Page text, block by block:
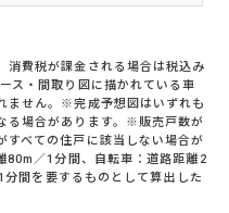
費税が課金される場合は税込み
ス・間取り図に描かれている車
ません。※完成予想図はいずれも
る場合があります。※販売戸数が
すべての住戸に該当しない場合が
／1分間、自転車：道路距離2
間を要するものとして算出した